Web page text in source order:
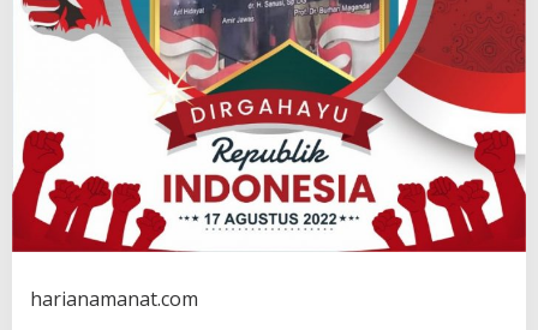
harianamanat.com